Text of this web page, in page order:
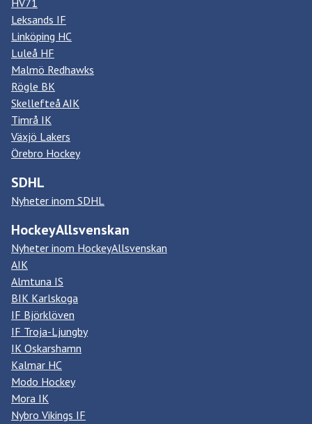
HV71
Leksands IF
Linköping HC
Luleå HF
Malmö Redhawks
Rögle BK
Skellefteå AIK
Timrå IK
Växjö Lakers
Örebro Hockey
SDHL
Nyheter inom SDHL
HockeyAllsvenskan
Nyheter inom HockeyAllsvenskan
AIK
Almtuna IS
BIK Karlskoga
IF Björklöven
IF Troja-Ljungby
IK Oskarshamn
Kalmar HC
Modo Hockey
Mora IK
Nybro Vikings IF